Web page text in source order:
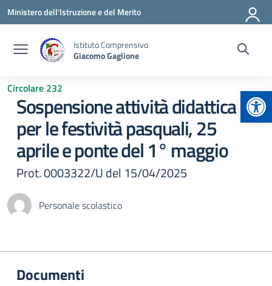
Vai ai contenuti
Vai al menu di navigazione
Vai al footer
Ministero dell'Istruzione e del Merito
Istituto Comprensivo
Giacomo Gaglione
Circolare 232
Sospensione attività didattica
per le festività pasquali, 25
aprile e ponte del 1° maggio
Prot. 0003322/U del 15/04/2025
Personale scolastico
Documenti